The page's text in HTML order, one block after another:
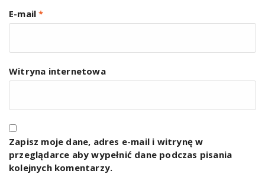
E-mail*
Witryna internetowa
Zapisz moje dane, adres e-mail i witrynę w
przeglądarce aby wypełnić dane podczas pisania
kolejnych komentarzy.